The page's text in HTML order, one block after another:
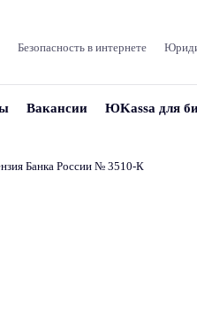
Безопасность в интернете
Вакансии ЮKassa для
Банка России № 3510‑К